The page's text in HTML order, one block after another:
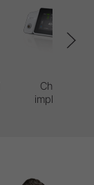
Chirurgie a
implantologie